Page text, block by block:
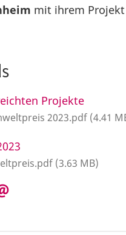
mit ihrem
Projekte
2023.pdf (4.41
(3.63 MB)